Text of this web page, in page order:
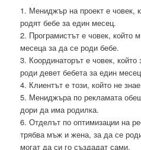
1. Мениджър на проект е човек,
родят бебе за един месец.
2. Програмистът е човек, който
месеца за да се роди бебе.
3. Координаторът е човек,
роди девет бебета за един
4. Клиентът е този, който не
5. Мениджъра по рекламата
дори да има родилка.
6. Отделът по оптимизации на
трябва мъж и жена, за да се
могат да си го създадат сами.